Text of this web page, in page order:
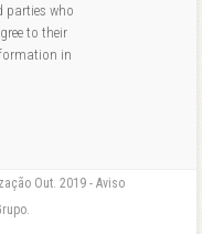
parties who
to their
in
Out. 2019 - Aviso